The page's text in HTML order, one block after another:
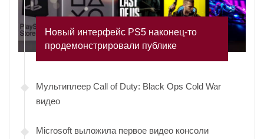
Новый интерфейс PS5 наконец-то
продемонстрировали публике
Мультиплеер Call of Duty: Black Ops Cold War
видео
Microsoft выложила первое видео консоли